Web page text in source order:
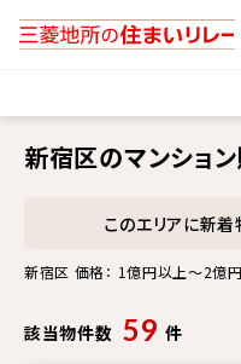
新宿区のマンショ
このエリアに新
新宿区 価格： 1億円以上～2
該当物件数 59 件